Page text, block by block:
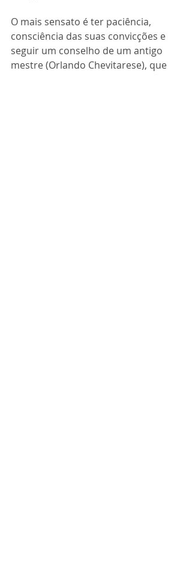
O mais sensato é ter paciência,
consciência das suas convicções e
seguir um conselho de um antigo
mestre (Orlando Chevitarese), que